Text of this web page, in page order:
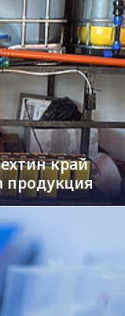
край
продукция